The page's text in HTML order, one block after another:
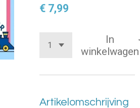
€ 7,99
In
winkelwagen
Artikelomschrijving